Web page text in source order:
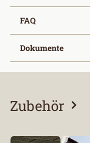
FAQ
Dokumente
Zubehör